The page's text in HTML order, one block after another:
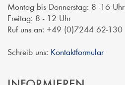
Montag bis Donnerstag: 8 -16 Uhr
Freitag: 8 - 12 Uhr
Ruf uns an: +49 (0)7244 62-130
Schreib uns: Kontaktformular